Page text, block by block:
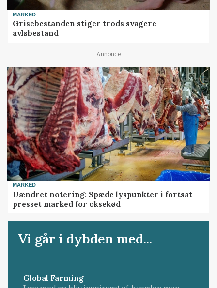
MARKED
Grisebestanden stiger trods svagere
avlsbestand
Annonce
MARKED
Uændret notering: Spæde lyspunkter i fortsat
presset marked for oksekød
Vi går i dybden med...
Global Farming